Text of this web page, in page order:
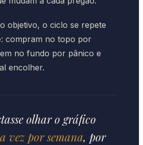
objetivo, o ciclo se repete
compram no topo por
no fundo por pânico e
encolher.
olhar o gráfico
vez por semana, por